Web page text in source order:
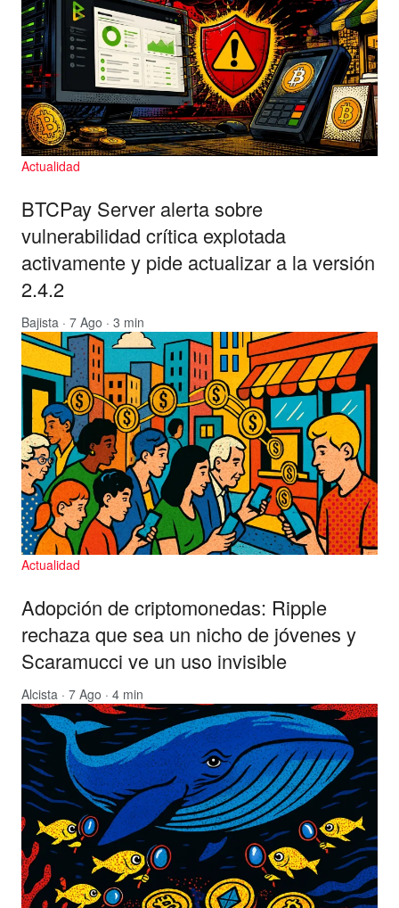
Actualidad
BTCPay Server alerta sobre
vulnerabilidad crítica explotada
activamente y pide actualizar a la versión
2.4.2
Bajista · 7 Ago · 3 min
Actualidad
Adopción de criptomonedas: Ripple
rechaza que sea un nicho de jóvenes y
Scaramucci ve un uso invisible
Alcista · 7 Ago · 4 min